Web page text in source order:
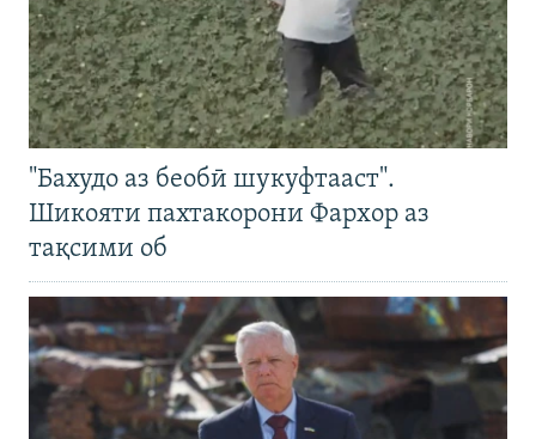
"Бахудо аз беобӣ шукуфтааст".
Шикояти пахтакорони Фархор аз
тақсими об